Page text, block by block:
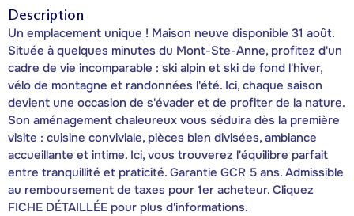
Description
Un emplacement unique ! Maison neuve disponible 31 août.
Située à quelques minutes du Mont-Ste-Anne, profitez d'un
cadre de vie incomparable : ski alpin et ski de fond l'hiver,
vélo de montagne et randonnées l'été. Ici, chaque saison
devient une occasion de s'évader et de profiter de la nature.
Son aménagement chaleureux vous séduira dès la première
visite : cuisine conviviale, pièces bien divisées, ambiance
accueillante et intime. Ici, vous trouverez l'équilibre parfait
entre tranquillité et praticité. Garantie GCR 5 ans. Admissible
au remboursement de taxes pour 1er acheteur. Cliquez
FICHE DÉTAILLÉE pour plus d'informations.